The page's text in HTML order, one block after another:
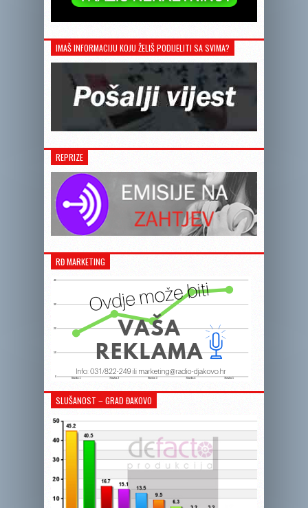
IMAŠ INFORMACIJU KOJU ŽELIŠ PODIJELITI SA SVIMA?
REPRIZE
RĐ MARKETING
SLUŠANOST – GRAD ĐAKOVO